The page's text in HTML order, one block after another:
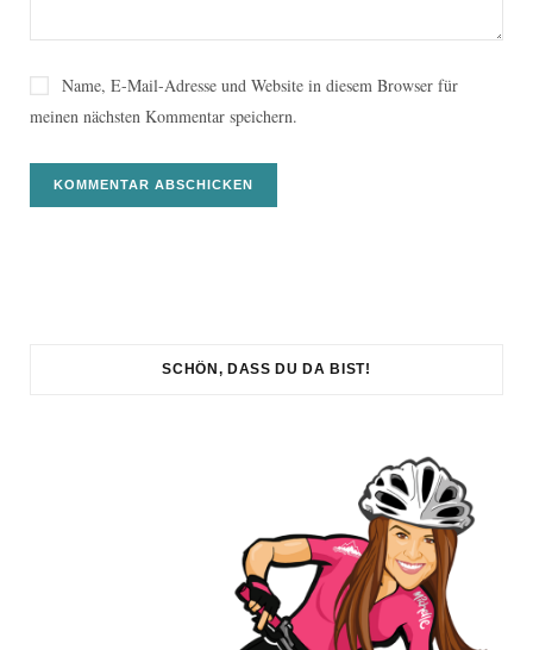
Name, E-Mail-Adresse und Website in diesem Browser für
meinen nächsten Kommentar speichern.
SCHÖN, DASS DU DA BIST!